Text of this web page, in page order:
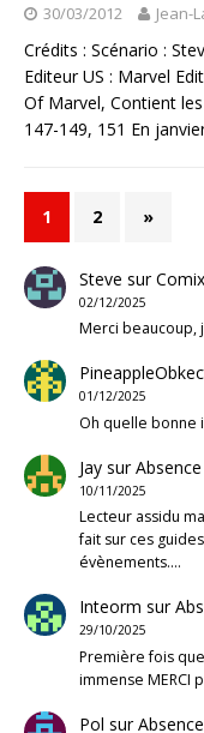
30/03/2012 Jean-
Crédits : Scénario :
Editeur US : Marvel
Of Marvel, Contient
147-149, 151 En
1 2 »
Steve sur
02/12/2025
Merci beaucoup,
01/12/2025
Oh quelle bonne
JaysurAbsence
10/11/2025
Lecteur assidu
fait sur ces
évènements.…
Inteorm sur
29/10/2025
Première fois
immense MERCI
Pol surAbsence